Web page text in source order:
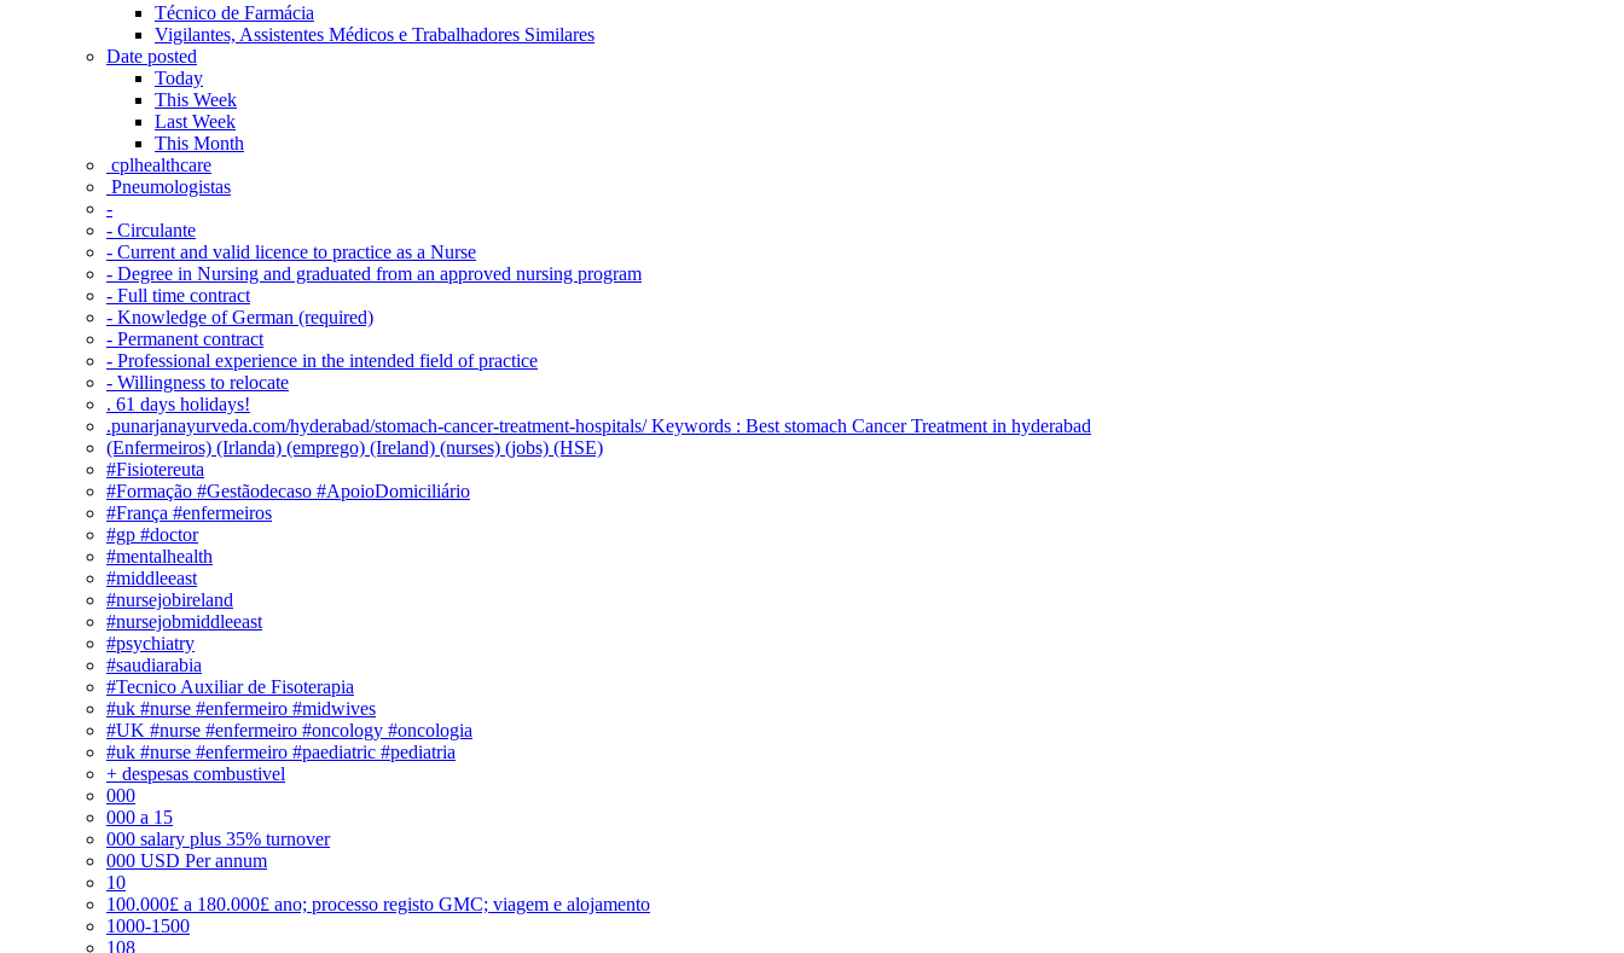
Técnico de Farmácia
Vigilantes, Assistentes Médicos e Trabalhadores Similares
Date posted
Today
This Week
Last Week
This Month
‎ cplhealthcare‬
Pneumologistas
-
- Circulante
- Current and valid licence to practice as a Nurse
- Degree in Nursing and graduated from an approved nursing program
- Full time contract
- Knowledge of German (required)
- Permanent contract
- Professional experience in the intended field of practice
- Willingness to relocate
. 61 days holidays!
.punarjanayurveda.com/hyderabad/stomach-cancer-treatment-hospitals/ Keywords : Best stomach Cancer Treatment in hyderabad
(Enfermeiros) (Irlanda) (emprego) (Ireland) (nurses) (jobs) (HSE)
#Fisiotereuta
#Formação #Gestãodecaso #ApoioDomiciliário
#França #enfermeiros
#gp #doctor
#mentalhealth
#middleeast
#nursejobireland
#nursejobmiddleeast
#psychiatry
#saudiarabia
#Tecnico Auxiliar de Fisoterapia
#uk #nurse #enfermeiro #midwives
#UK #nurse #enfermeiro #oncology #oncologia
#uk #nurse #enfermeiro #paediatric #pediatria
+ despesas combustivel
000
000 a 15
000 salary plus 35% turnover
000 USD Per annum
10
100.000£ a 180.000£ ano; processo registo GMC; viagem e alojamento
1000-1500
108